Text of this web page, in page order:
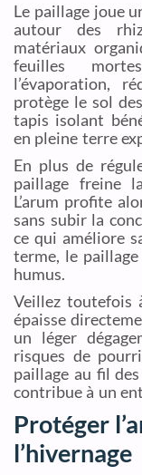
Le paillage joue
autour des
matériaux
feuilles
l’évaporation,
protège le sol
tapis isolant
en pleine terre
En plus de
paillage freine
L’arum profite
sans subir la
ce qui améliore
terme, le
humus.
Veillez toutefois
épaisse
un léger
risques de
paillage au fil
contribue à un
Protéger
l’hivernage